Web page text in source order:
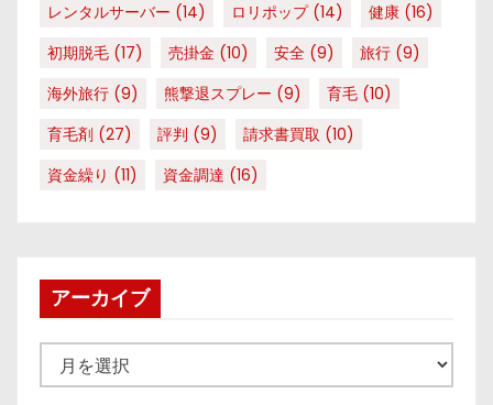
レンタルサーバー (14) ロリポップ(14) 健康 (16)
初期脱毛 (17) 売掛金 (10) 安全 (9) 旅行 (9)
海外旅行 (9) 熊撃退スプレー (9) 育毛 (10)
育毛剤 (27) 評判 (9) 請求書買取 (10)
資金繰り (11) 資金調達 (16)
アーカイブ
ー